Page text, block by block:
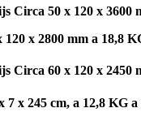
Circa 50 x 120 x 3600
x 2800 mm a 18,8
Circa 60 x 120 x 2450
x 245 cm, a 12,8 KG a